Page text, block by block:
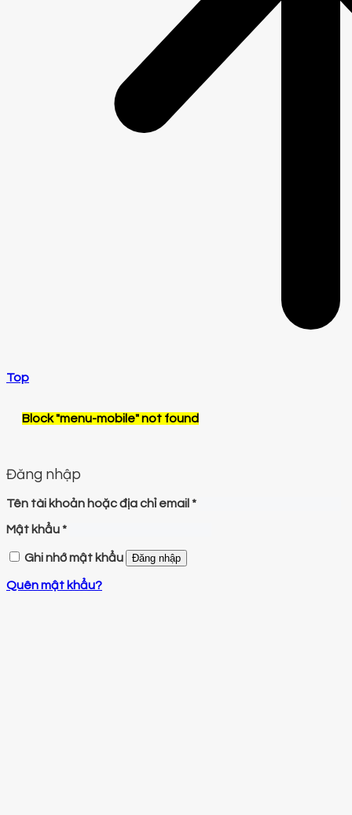
Top
Block"menu-mobile"not found
Đăng nhập
Tên tài khoản hoặc địa chỉ email *
Mật khẩu*
Ghi nhớ mật khẩu Đăng nhập
Quên mật khẩu?